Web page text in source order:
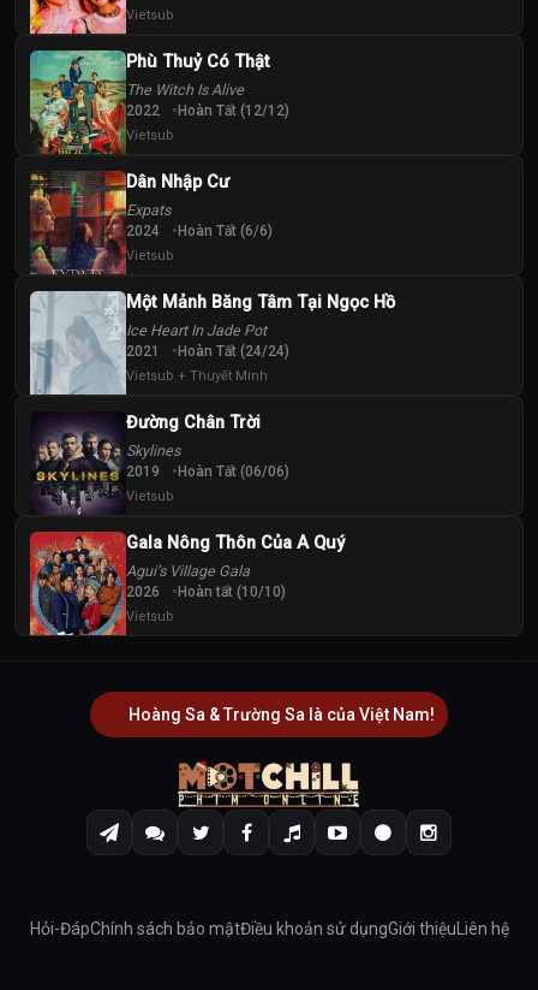
Vietsub
Phù Thuỷ Có Thật
The Witch Is Alive
2022 Hoàn Tất (12/12)
Vietsub
Dân Nhập Cư
Expats
2024 Hoàn Tất (6/6)
Vietsub
Một Mảnh Băng Tâm Tại Ngọc Hồ
Ice Heart In Jade Pot
2021 Hoàn Tất (24/24)
Vietsub + Thuyết Minh
Đường Chân Trời
Skylines
2019 Hoàn Tất (06/06)
Vietsub
Gala Nông Thôn Của A Quý
Agui’s Village Gala
2026 Hoàn tất (10/10)
Vietsub
Hoàng Sa & Trường Sa là của Việt Nam!
Hỏi-ĐápChính sách bảo mậtĐiều khoản sử dụngGiới thiệu Liên hệ